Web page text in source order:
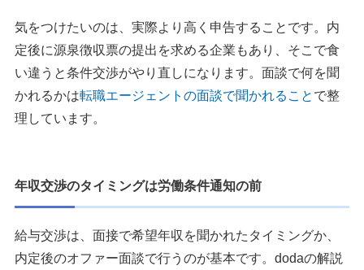
気をつけたいのは、実際より高く申告することです。内
定後に源泉徴収票の提出を求める企業もあり、そこで食
い違うと条件交渉がやり直しになります。面談で何を聞
かれるかは転職エージェントの面談で聞かれること で整
理しています。
年収交渉のタイミングは労働条件通知の前
給与交渉は、面接で希望年収を聞かれたタイミングか、
内定後のオファー面談で行うのが基本です。dodaの解説